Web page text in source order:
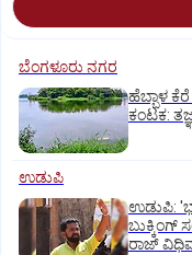
ಬೆಂಗಳೂರು ನಗರ
ಹೆಬ್ಬಾಳ
ಕಂಟಕ:
ಉಡುಪಿ
ಉಡುಪಿ:
ಬುಕ್ಕಿಂಗ್
ರಾಜ್